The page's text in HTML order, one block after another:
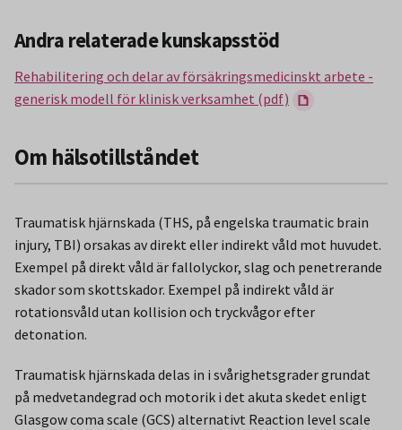
Andra relaterade kunskapsstöd
Rehabilitering och delar av försäkringsmedicinskt arbete -
generisk modell för klinisk verksamhet (pdf)
Om hälsotillståndet
Traumatisk hjärnskada (THS, på engelska traumatic brain
injury, TBI) orsakas av direkt eller indirekt våld mot huvudet.
Exempel på direkt våld är fallolyckor, slag och penetrerande
skador som skottskador. Exempel på indirekt våld är
rotationsvåld utan kollision och tryckvågor efter
detonation.
Traumatisk hjärnskada delas in i svårighetsgrader grundat
på medvetandegrad och motorik i det akuta skedet enligt
Glasgow coma scale (GCS) alternativt Reaction level scale